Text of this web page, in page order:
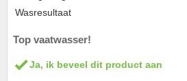
Wasresultaat
Top vaatwasser!
Ja, ik beveel dit product aan